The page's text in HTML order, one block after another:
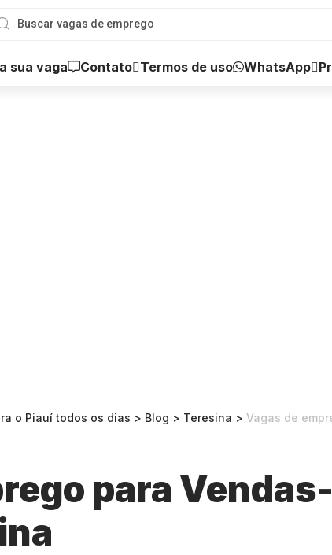
sua vaga Contato Termos de uso WhatsApp
o Piauí todos os dias > Blog > Teresina > Vagas de
para